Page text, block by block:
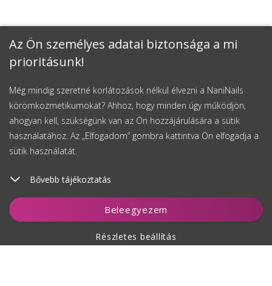
Az Ön személyes adatai biztonsága a mi
prioritásunk!
Még mindig szeretné korlátozások nélkül élvezni a NaniNails
körömkozmetikumokat? Ahhoz, hogy minden úgy működjön,
ahogyan kell, szükségünk van az Ön hozzájárulására a sütik
használatához. Az „Elfogadom” gombra kattintva Ön elfogadja a
sütik használatát.
Bővebb tájékoztatás
Beleegyezem
Részletes beállítás